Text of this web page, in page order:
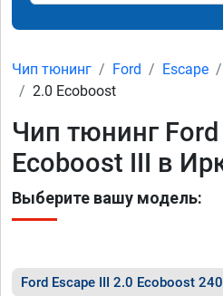
Чип тюнинг Ford Escape
2.0 Ecoboost
Чип тюнинг Ford
Ecoboost III в
Выберите вашу модель:
Ford Escape III 2.0 Ecoboost